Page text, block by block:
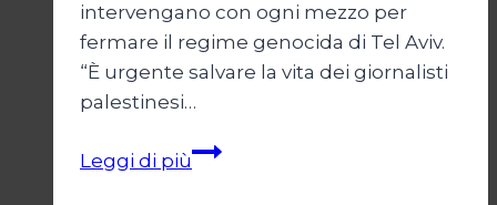
intervengano con ogni mezzo per
fermare il regime genocida di Tel Aviv.
“È urgente salvare la vita dei giornalisti
palestinesi…
Leggi di piùGiornalisti,